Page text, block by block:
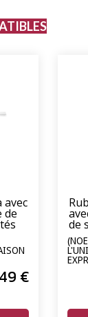
de
€
de